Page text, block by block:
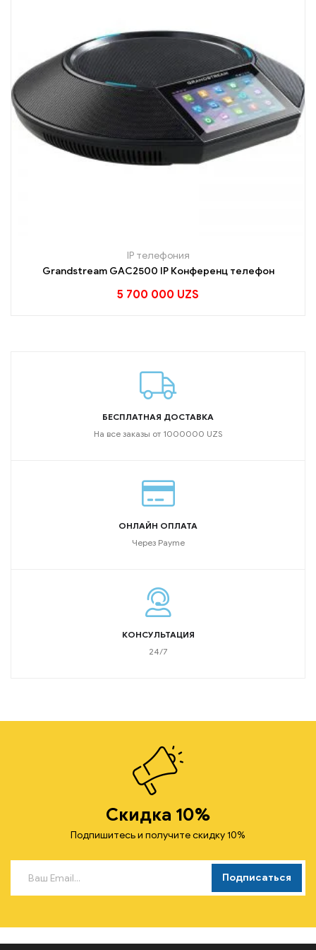
БЕСПЛАТНАЯ ДОСТАВКА
На все заказы от 1000000 UZS
ОНЛАЙН ОПЛАТА
Через Payme
КОНСУЛЬТАЦИЯ
24/7
IP телефония
Grandstream GAC2500 IP Конференц телефон
5 700 000 UZS
Скидка 10%
Подпишитесь и получите скидку 10%
Подписаться